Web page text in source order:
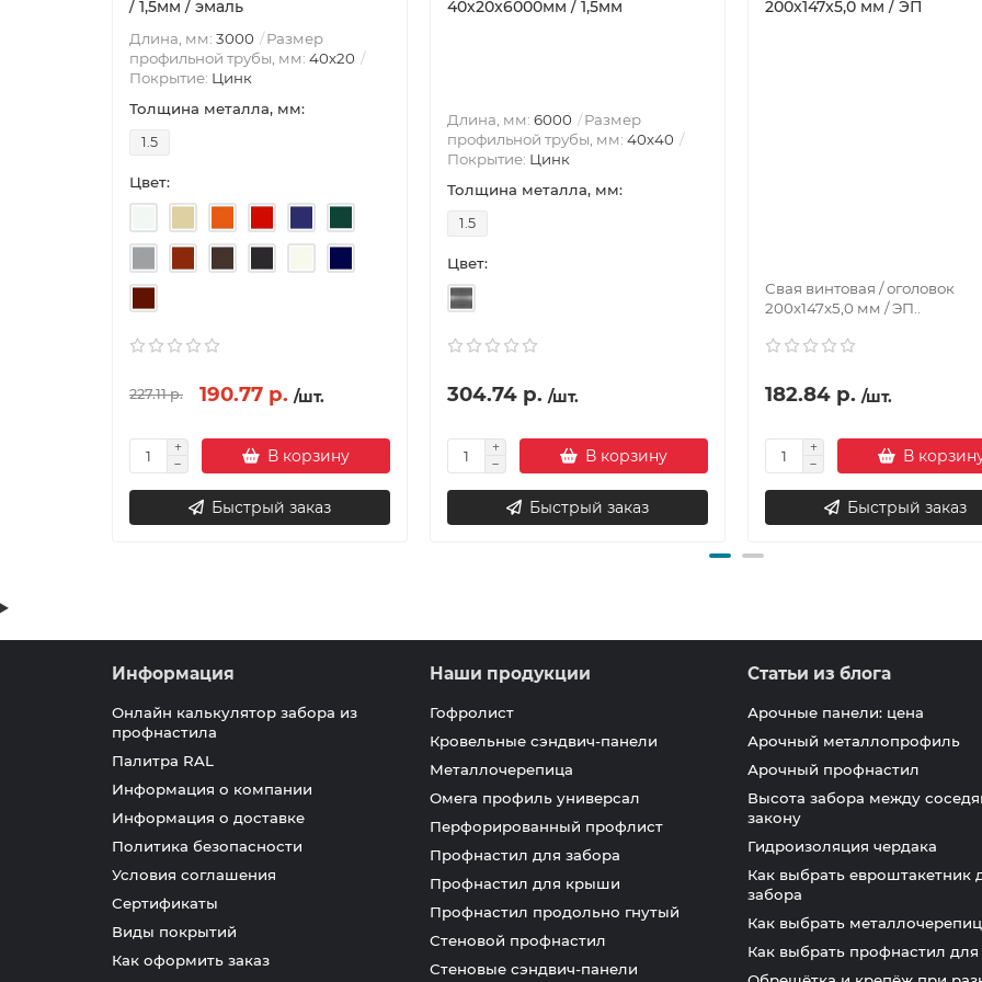
/ 1,5мм / эмаль
Длина, мм: 3000
Размер
профильной трубы, мм: 40х20
Покрытие: Цинк
Толщина металла, мм:
1.5
Цвет:
227.11 р. 190.77 р. /шт.
В корзину
Быстрый заказ
40х20x6000мм / 1,5мм
Длина, мм: 6000
Размер
профильной трубы, мм: 40х40
Покрытие: Цинк
Толщина металла, мм:
1.5
Цвет:
304.74 р. /шт.
В корзину
Быстрый заказ
200x147x5,0 мм / ЭП
Свая винтовая / оголовок
200x147x5,0 мм / ЭП..
182.84 р. /шт.
В
Быстрый заказ
Информация
Онлайн калькулятор забора из
профнастила
Палитра RAL
Информация о компании
Информация о доставке
Политика безопасности
Условия соглашения
Сертификаты
Виды покрытий
Как оформить заказ
Наши продукции
Гофролист
Кровельные сэндвич-панели
Металлочерепица
Омега профиль универсал
Перфорированный профлист
Профнастил для забора
Профнастил для крыши
Профнастил продольно гнутый
Стеновой профнастил
Стеновые сэндвич-панели
Статьи из блога
Арочные панели: цена
Арочный металлопрофиль
Арочный профнастил
Высота забора между
закону
Гидроизоляция чердака
Как выбрать евроштакетник
забора
Как выбрать
Как выбрать профнастил